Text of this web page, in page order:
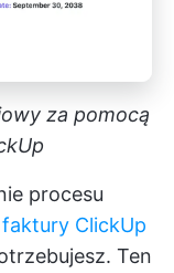
za pomocą
procesu
ClickUp
Ten